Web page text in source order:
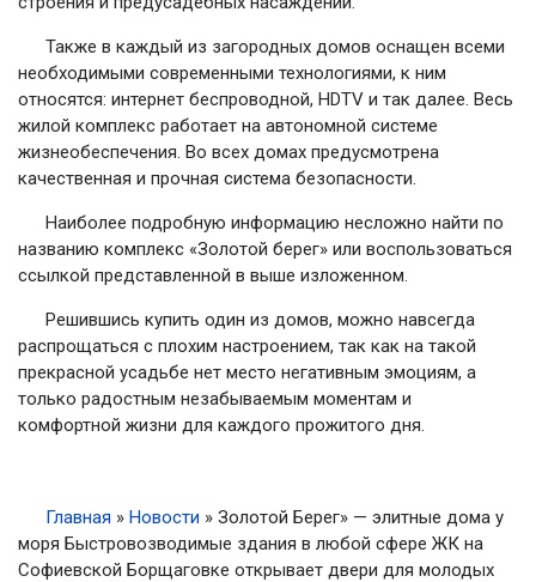
Также в каждый из загородных домов оснащен всеми
необходимыми современными технологиями, к ним
относятся: интернет беспроводной, HDTV и так далее. Весь
жилой комплекс работает на автономной системе
жизнеобеспечения. Во всех домах предусмотрена
качественная и прочная система безопасности.
Наиболее подробную информацию несложно найти по
названию комплекс «Золотой берег» или воспользоваться
ссылкой представленной в выше изложенном.
Решившись купить один из домов, можно навсегда
распрощаться с плохим настроением, так как на такой
прекрасной усадьбе нет место негативным эмоциям, а
только радостным незабываемым моментам и
комфортной жизни для каждого прожитого дня.
Главная » Новости » Золотой Берег» — элитные дома у
моря Быстровозводимые здания в любой сфере ЖК на
Софиевской Борщаговке открывает двери для молодых